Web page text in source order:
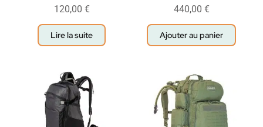
120,00 €
Lire la suite
440,00 €
Ajouter au panier